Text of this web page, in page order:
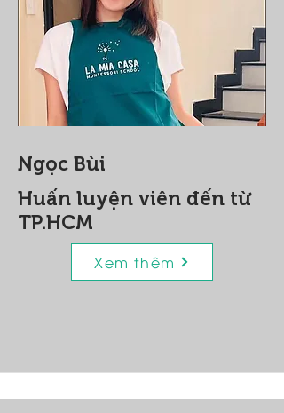
Ngọc Bùi
Huấn luyện viên đến từ
TP.HCM
Xem thêm